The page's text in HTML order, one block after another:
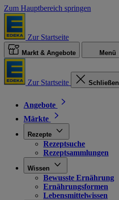
Zum Hauptbereich springen
Zur Startseite
Markt & Angebote Menü
Zur Startseite Schließen
Angebote
Märkte
Rezepte
Rezeptsuche
Rezeptsammlungen
Wissen
Bewusste Ernährung
Ernährungsformen
Lebensmittelwissen